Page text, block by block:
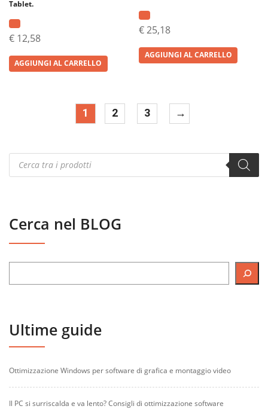
Tablet.
€ 12,58
AGGIUNGI AL CARRELLO
€25,18
AGGIUNGI AL CARRELLO
1 2 3 →
Products
search
Cerca nel BLOG
Ultime guide
Ottimizzazione Windows per software di grafica e montaggio video
Il PC si surriscalda e va lento? Consigli di ottimizzazione software